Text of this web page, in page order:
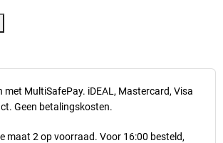
met MultiSafePay. iDEAL, Mastercard, Visa
Geen betalingskosten.
maat 2 op voorraad. Voor 16:00 besteld,